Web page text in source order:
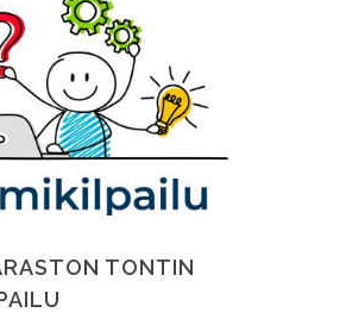
TONTIN